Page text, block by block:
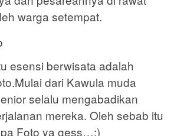
warga setempat.
esensi berwisata adalah
dari Kawula muda
selalu mengabadikan
mereka. Oleh sebab itu
Foto ya gess…:)